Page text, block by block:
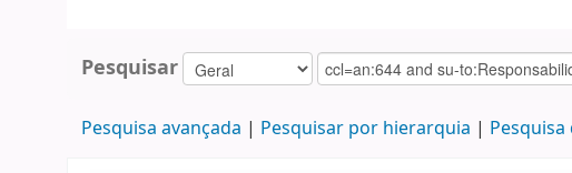
Pesquisar
Pesquisa avançada Pesquisar por hierarquia